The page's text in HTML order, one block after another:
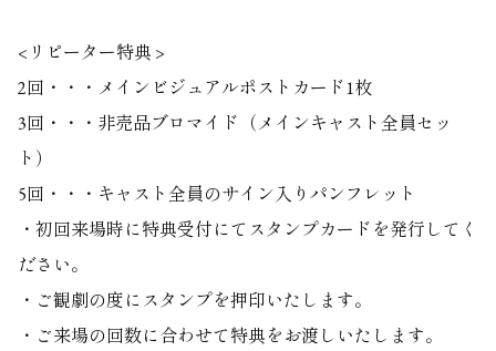
<リピーター特典 >
2回・・・メインビジュアルポストカード1枚
3回・・・非売品ブロマイド（メインキャスト全員セッ
ト）
5回・・・キャスト全員のサイン入りパンフレット
・初回来場時に特典受付にてスタンプカードを発行してく
ださい。
・ご観劇の度にスタンプを押印いたします。
・ご来場の回数に合わせて特典をお渡しいたします。